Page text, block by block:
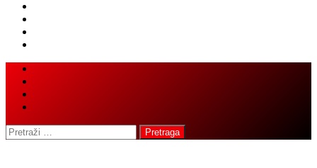
Facebook
Twitter
LinkedIn
WhatsApp
Viber
Back
button
Close
Pretraga: